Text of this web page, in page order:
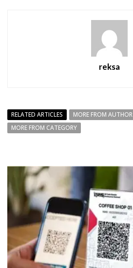
reksa
RELATED ARTICLES
MORE FROM AUTHOR
MORE FROM CATEGORY